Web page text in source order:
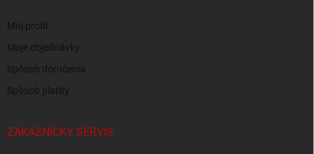
Môj profil
Moje objednávky
Spôsob doručenia
Spôsob platby
ZÁKAZNÍCKY SERVIS